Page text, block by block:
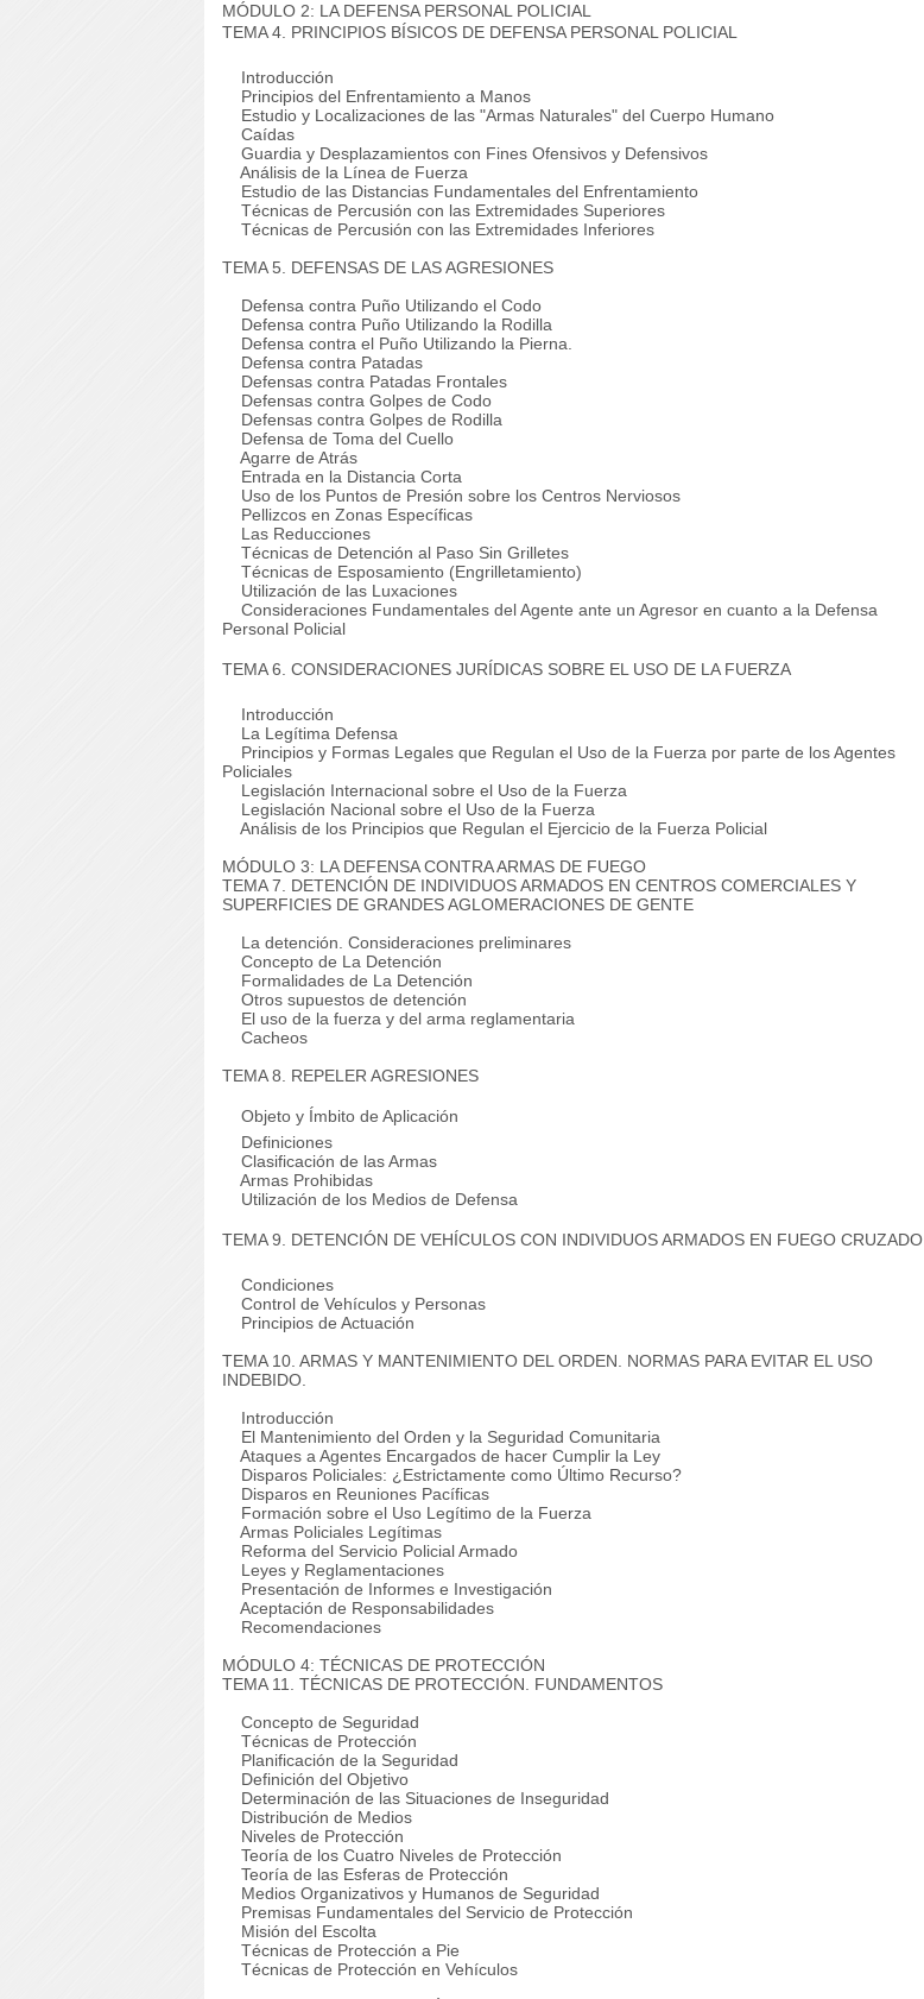
MÓDULO 2: LA DEFENSA PERSONAL POLICIAL
TEMA 4. PRINCIPIOS BÍSICOS DE DEFENSA PERSONAL POLICIAL
Introducción
Principios del Enfrentamiento a Manos
Estudio y Localizaciones de las "Armas Naturales" del Cuerpo Humano
Caídas
Guardia y Desplazamientos con Fines Ofensivos y Defensivos
Análisis de la Línea de Fuerza
Estudio de las Distancias Fundamentales del Enfrentamiento
Técnicas de Percusión con las Extremidades Superiores
Técnicas de Percusión con las Extremidades Inferiores
TEMA 5. DEFENSAS DE LAS AGRESIONES
Defensa contra Puño Utilizando el Codo
Defensa contra Puño Utilizando la Rodilla
Defensa contra el Puño Utilizando la Pierna.
Defensa contra Patadas
Defensas contra Patadas Frontales
Defensas contra Golpes de Codo
Defensas contra Golpes de Rodilla
Defensa de Toma del Cuello
Agarre de Atrás
Entrada en la Distancia Corta
Uso de los Puntos de Presión sobre los Centros Nerviosos
Pellizcos en Zonas Específicas
Las Reducciones
Técnicas de Detención al Paso Sin Grilletes
Técnicas de Esposamiento (Engrilletamiento)
Utilización de las Luxaciones
Consideraciones Fundamentales del Agente ante un Agresor en cuanto a la Defensa
Personal Policial
TEMA 6. CONSIDERACIONES JURÍDICAS SOBRE EL USO DE LA FUERZA
Introducción
La Legítima Defensa
Principios y Formas Legales que Regulan el Uso de la Fuerza por parte de los Agentes
Policiales
Legislación Internacional sobre el Uso de la Fuerza
Legislación Nacional sobre el Uso de la Fuerza
Análisis de los Principios que Regulan el Ejercicio de la Fuerza Policial
MÓDULO 3: LA DEFENSA CONTRA ARMAS DE FUEGO
TEMA 7. DETENCIÓN DE INDIVIDUOS ARMADOS EN CENTROS COMERCIALES Y
SUPERFICIES DE GRANDES AGLOMERACIONES DE GENTE
La detención. Consideraciones preliminares
Concepto de La Detención
Formalidades de La Detención
Otros supuestos de detención
El uso de la fuerza y del arma reglamentaria
Cacheos
TEMA 8. REPELER AGRESIONES
Objeto y Ímbito de Aplicación
Definiciones
Clasificación de las Armas
Armas Prohibidas
Utilización de los Medios de Defensa
TEMA 9. DETENCIÓN DE VEHÍCULOS CON INDIVIDUOS ARMADOS EN FUEGO CRUZADO
Condiciones
Control de Vehículos y Personas
Principios de Actuación
TEMA 10. ARMAS Y MANTENIMIENTO DEL ORDEN. NORMAS PARA EVITAR EL USO
INDEBIDO.
Introducción
El Mantenimiento del Orden y la Seguridad Comunitaria
Ataques a Agentes Encargados de hacer Cumplir la Ley
Disparos Policiales: ¿Estrictamente como Último Recurso?
Disparos en Reuniones Pacíficas
Formación sobre el Uso Legítimo de la Fuerza
Armas Policiales Legítimas
Reforma del Servicio Policial Armado
Leyes y Reglamentaciones
Presentación de Informes e Investigación
Aceptación de Responsabilidades
Recomendaciones
MÓDULO 4: TÉCNICAS DE PROTECCIÓN
TEMA 11. TÉCNICAS DE PROTECCIÓN. FUNDAMENTOS
Concepto de Seguridad
Técnicas de Protección
Planificación de la Seguridad
Definición del Objetivo
Determinación de las Situaciones de Inseguridad
Distribución de Medios
Niveles de Protección
Teoría de los Cuatro Niveles de Protección
Teoría de las Esferas de Protección
Medios Organizativos y Humanos de Seguridad
Premisas Fundamentales del Servicio de Protección
Misión del Escolta
Técnicas de Protección a Pie
Técnicas de Protección en Vehículos